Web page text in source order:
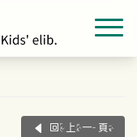
回上一頁